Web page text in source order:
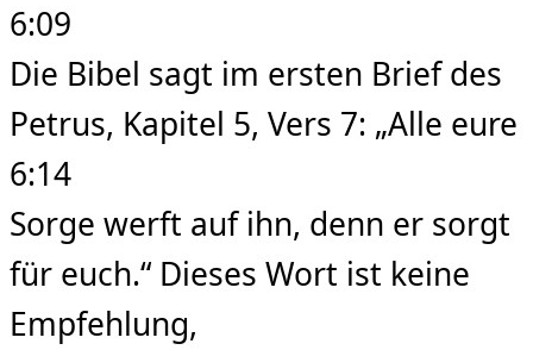
6:09
Die Bibel sagt im ersten Brief des
Petrus, Kapitel 5, Vers 7: „Alle eure
6:14
Sorge werft auf ihn, denn er sorgt
für euch.“ Dieses Wort ist keine
Empfehlung,